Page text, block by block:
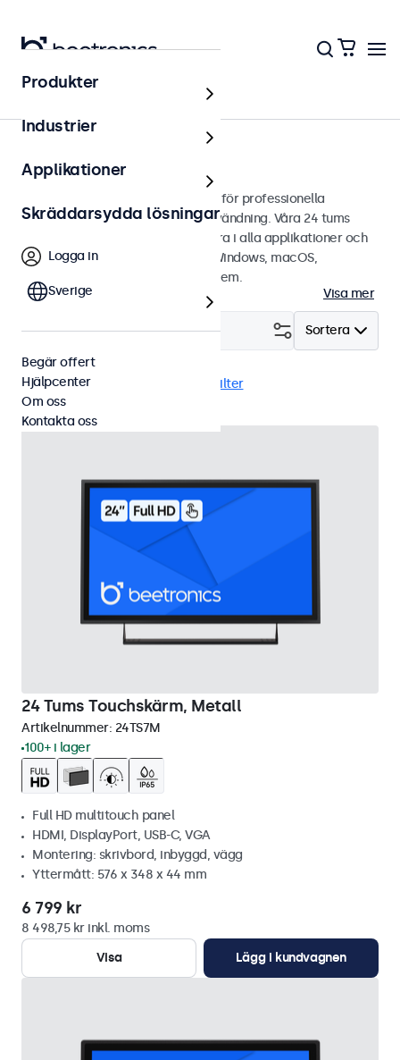
Touchskärmar
24 tums touchskärmar
24 tums touchskärmar designade för professionella
applikationer och kontinuerlig användning. Våra 24 tums
touchskärmar är lätta att integrera i alla applikationer och
miljöer samt är kompatibla med Windows, macOS,
ChromeOS och Linux operativsystem.
Visa mer
Sortera
Filtrera (2)
24 tums touchskärmar Rensa filter
24 Tums Touchskärm, Metall
Artikelnummer: 24TS7M
100+ i lager
Full HD multitouch panel
HDMI, DisplayPort, USB-C, VGA
Montering: skrivbord, inbyggd, vägg
Yttermått: 576 x 348 x 44 mm
6 799 kr
8 498,75 kr inkl. moms
Visa
Lägg i kundvagnen
Produkter
Industrier
Applikationer
Skräddarsydda lösningar
Logga in
Sverige
Begär offert
Hjälpcenter
Om oss
Kontakta oss